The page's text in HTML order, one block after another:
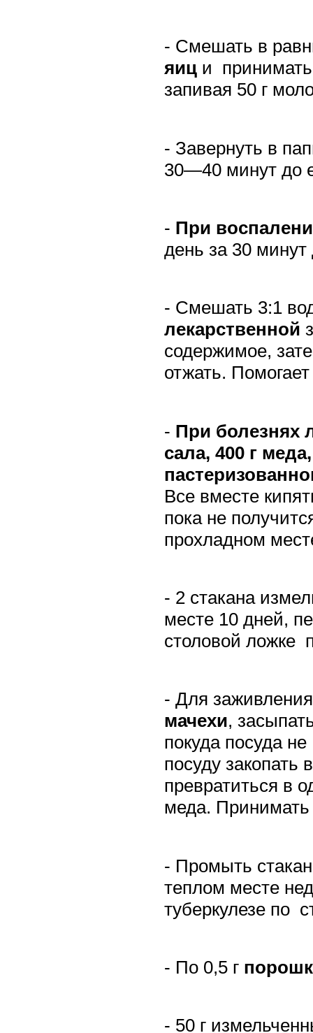
- Смешать в
яиц и
запивая 50 г
- Завернуть в
30—40 минут до
- При
день за 30
- Смешать 3:1
лекарственной
содержимое,
отжать.
- При болезнях
сала, 400 г
Все вместе
пока не
прохладном
- 2 стакана
месте 10 дней,
столовой ложке
- Для
мачехи,
покуда посуда не
посуду закопать
превратиться в
меда.
- Промыть
теплом месте
туберкулезе по
- По 0,5 г
- 50 г